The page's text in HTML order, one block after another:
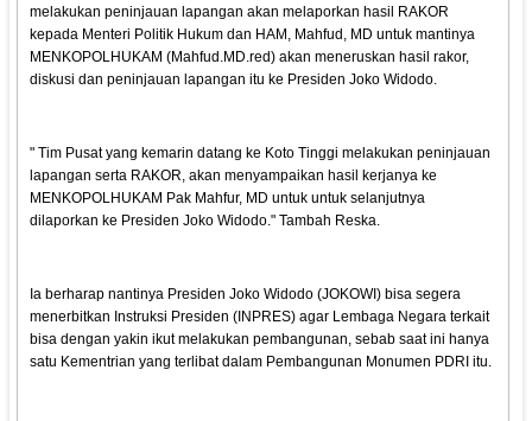
melakukan peninjauan lapangan akan melaporkan hasil RAKOR
kepada Menteri Politik Hukum dan HAM, Mahfud, MD untuk mantinya
MENKOPOLHUKAM (Mahfud.MD.red) akan meneruskan hasil rakor,
diskusi dan peninjauan lapangan itu ke Presiden Joko Widodo.
" Tim Pusat yang kemarin datang ke Koto Tinggi melakukan peninjauan
lapangan serta RAKOR, akan menyampaikan hasil kerjanya ke
MENKOPOLHUKAM Pak Mahfur, MD untuk untuk selanjutnya
dilaporkan ke Presiden Joko Widodo." Tambah Reska.
Ia berharap nantinya Presiden Joko Widodo (JOKOWI) bisa segera
menerbitkan Instruksi Presiden (INPRES) agar Lembaga Negara terkait
bisa dengan yakin ikut melakukan pembangunan, sebab saat ini hanya
satu Kementrian yang terlibat dalam Pembangunan Monumen PDRI itu.